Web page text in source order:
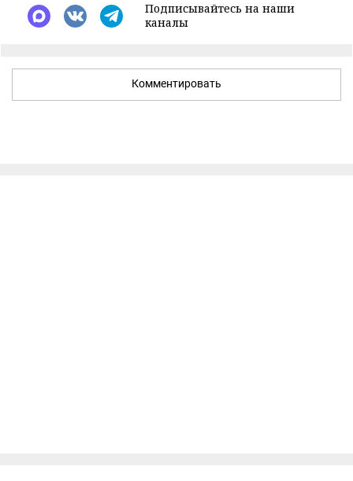
Подписывайтесь на наши
каналы
Комментировать